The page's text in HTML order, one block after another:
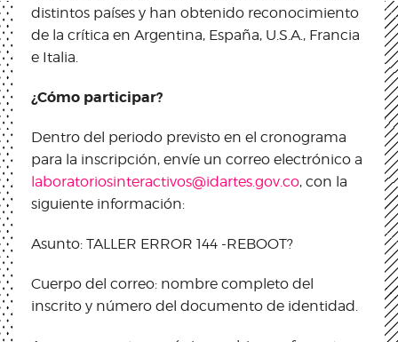
distintos países y han obtenido reconocimiento
de la crítica en Argentina, España, U.S.A., Francia
e Italia.
¿Cómo participar?
Dentro del periodo previsto en el cronograma
para la inscripción, envíe un correo electrónico a
laboratoriosinteractivos@idartes.gov.co, con la
siguiente información:
Asunto: TALLER ERROR 144 -REBOOT?
Cuerpo del correo: nombre completo del
inscrito y número del documento de identidad.